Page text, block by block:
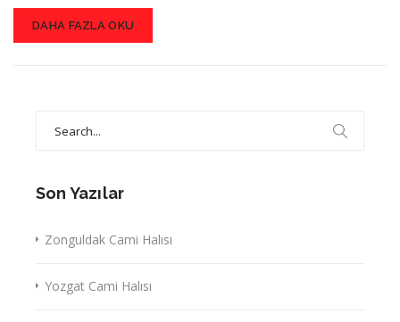
DAHA FAZLA OKU
Son Yazılar
Zonguldak Cami Halısı
Yozgat Cami Halısı